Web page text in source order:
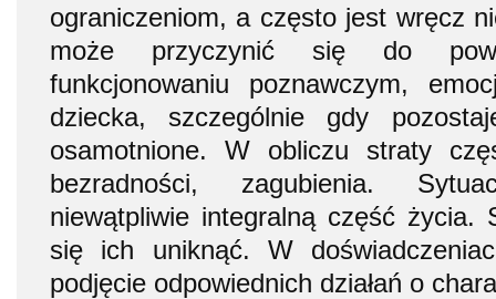
ograniczeniom, a często jest wręcz
może przyczynić się do
funkcjonowaniu poznawczym,
dziecka, szczególnie gdy
osamotnione. W obliczu straty
bezradności, zagubienia.
niewątpliwie integralną część życia.
się ich uniknąć. W
podjęcie odpowiednich działań o